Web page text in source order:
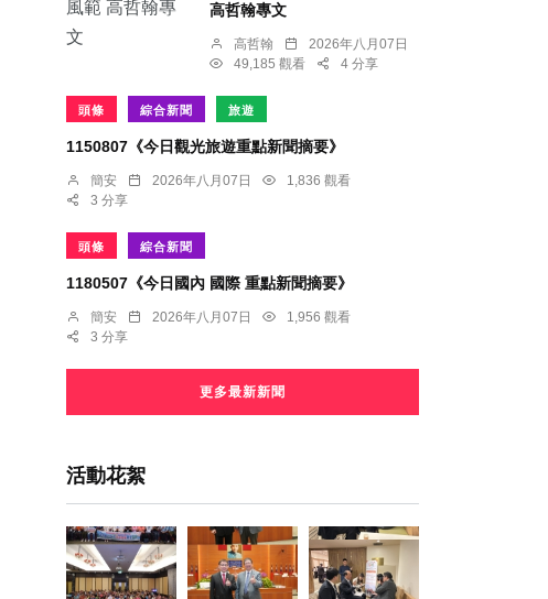
高哲翰專文
高哲翰
2026年八月07日
49,185 觀看
4 分享
頭條 綜合新聞 旅遊
1150807《今日觀光旅遊重點新聞摘要》
簡安 2026年八月07日
1,836 觀看
3 分享
頭條 綜合新聞
1180507《今日國內 國際 重點新聞摘要》
簡安 2026年八月07日
1,956 觀看
3 分享
更多最新新聞
活動花絮